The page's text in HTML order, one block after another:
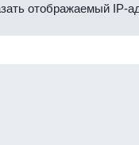
отображаемый IP-